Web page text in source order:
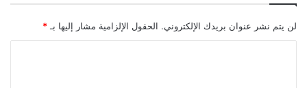
لن يتم نشر عنوان بريدك الإلكتروني. الحقول الإلزامية مشار إليها بـ *